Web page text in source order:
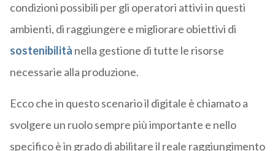
condizioni possibili per gli operatori attivi in questi
ambienti, di raggiungere e migliorare obiettivi di
sostenibilità nella gestione di tutte le risorse
necessarie alla produzione.
Ecco che in questo scenario il digitale è chiamato a
svolgere un ruolo sempre più importante e nello
specifico è in grado di abilitare il reale raggiungimento